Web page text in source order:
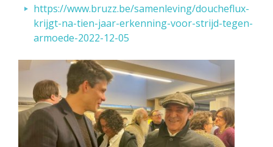
https://www.bruzz.be/samenleving/doucheflux-
krijgt-na-tien-jaar-erkenning-voor-strijd-tegen-
armoede-2022-12-05